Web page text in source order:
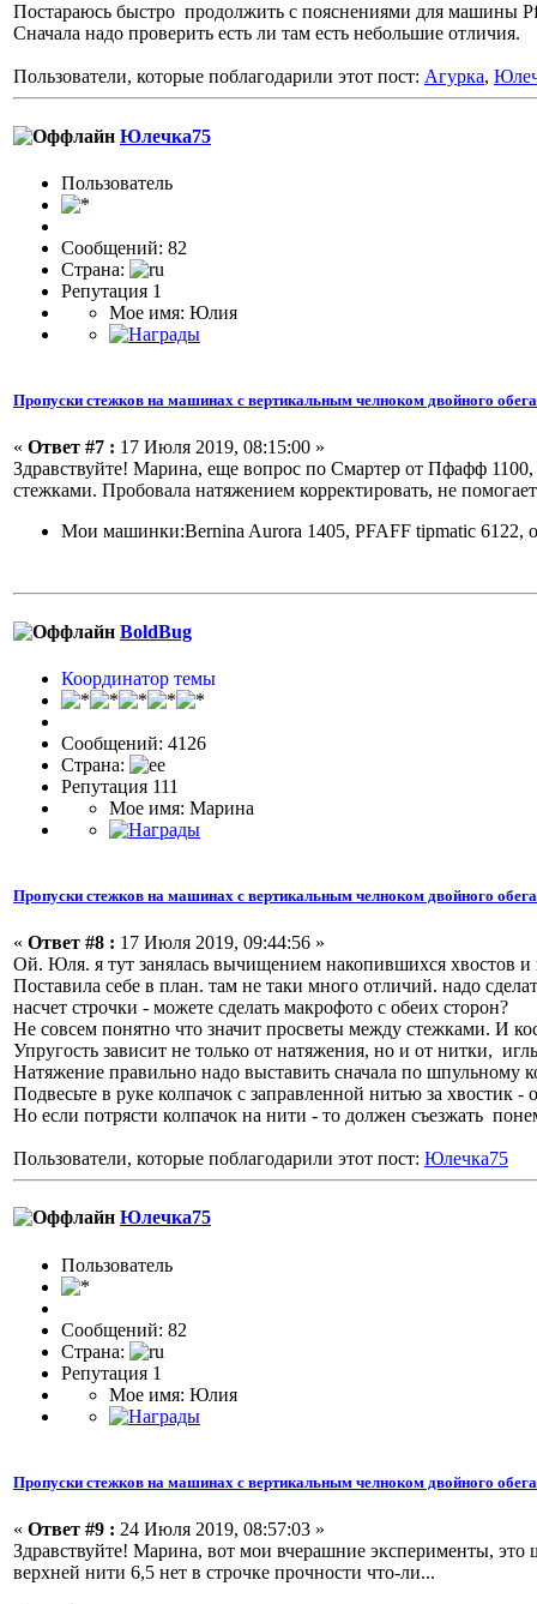
Постараюсь быстро продолжить с пояснениями для машины
Сначала надо проверить есть ли там есть небольшие отличия.
Пользователи, которые поблагодарили этот пост: Агурка,
Юлечка75
Пользовaтeль
Сообщений: 82
Страна:
Репутация 1
Мое имя: Юлия
Пропуски стежков на машинах с вертикальным челноком двойного
« Ответ #7 : 17 Июля 2019, 08:15:00 »
Здравствуйте! Марина, еще вопрос по Смартер от Пфафф
стежками. Пробовала натяжением корректировать, не
Мои машинки:Bernina Aurora 1405, PFAFF tipmatic 6122,
BoldBug
Координатор темы
Сообщений: 4126
Страна:
Репутация 111
Мое имя: Марина
Пропуски стежков на машинах с вертикальным челноком двойного
« Ответ #8 : 17 Июля 2019, 09:44:56 »
Ой. Юля. я тут занялась вычищением накопившихся хвостов
Поставила себе в план. там не таки много отличий. надо
насчет строчки - можете сделать макрофото с обеих сторон?
Не совсем понятно что значит просветы между стежками. И
Упругость зависит не только от натяжения, но и от нитки,
Натяжение правильно надо выставить сначала по шпульному
Подвесьте в руке колпачок с заправленной нитью за хвостик
Но если потрясти колпачок на нити - то должен съезжать
Пользователи, которые поблагодарили этот пост: Юлечка75
Юлечка75
Пользовaтeль
Сообщений: 82
Страна:
Репутация 1
Мое имя: Юлия
Пропуски стежков на машинах с вертикальным челноком двойного
« Ответ #9 : 24 Июля 2019, 08:57:03 »
Здравствуйте! Марина, вот мои вчерашние эксперименты, это
верхней нити 6,5 нет в строчке прочности что-ли...